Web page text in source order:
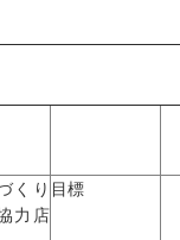
くり
力店
目標